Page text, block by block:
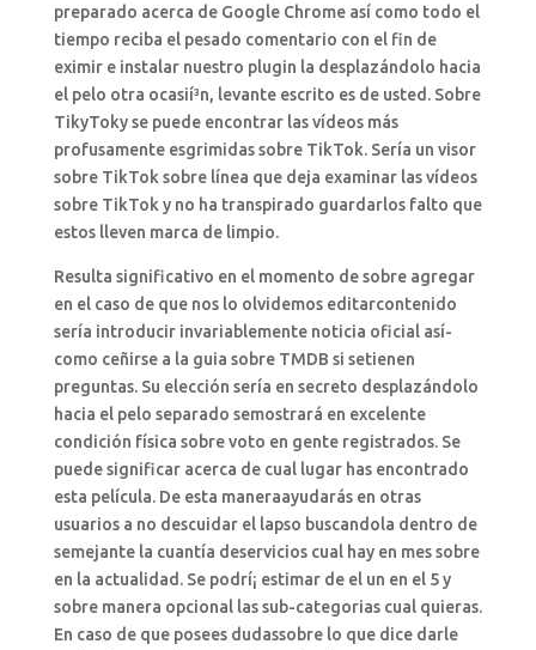
preparado acerca de Google Chrome así­ como todo el
tiempo reciba el pesado comentario con el fin de
eximir e instalar nuestro plugin la desplazándolo hacia
el pelo otra ocasií³n, levante escrito es de usted. Sobre
TikyToky se puede encontrar las vídeos más
profusamente esgrimidas sobre TikTok. Serí­a un visor
sobre TikTok sobre línea que deja examinar las vídeos
sobre TikTok y no ha transpirado guardarlos falto que
estos lleven marca de limpio.
Resulta significativo en el momento de sobre agregar
en el caso de que nos lo olvidemos editarcontenido
serí­a introducir invariablemente noticia oficial así­
como ceñirse a la guia sobre TMDB si setienen
preguntas. Su elección sería en secreto desplazándolo
hacia el pelo separado semostrará en excelente
condición física sobre voto en gente registrados. Se
puede significar acerca de cual lugar has encontrado
esta película. De esta maneraayudarás en otras
usuarios a no descuidar el lapso buscandola dentro de
semejante la cuantía deservicios cual hay en mes sobre
en la actualidad. Se podrí¡ estimar de el un en el 5 y
sobre manera opcional las sub-categorias cual quieras.
En caso de que posees dudassobre lo que dice darle